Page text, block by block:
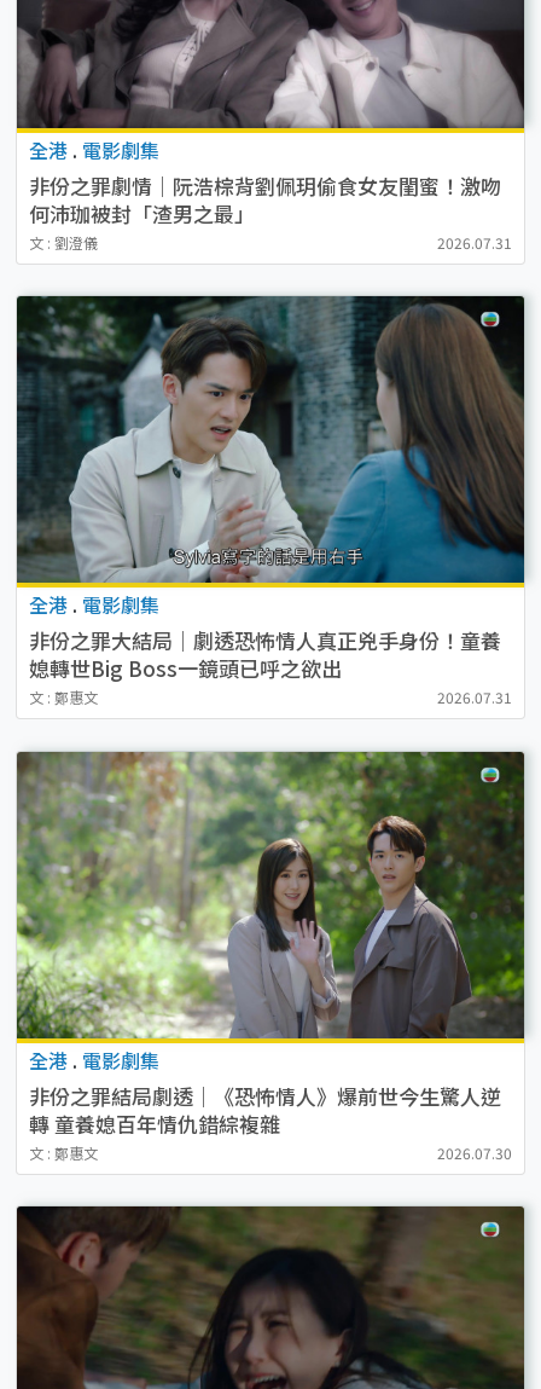
全港 . 電影劇集
非份之罪劇情｜阮浩棕背劉佩玥偷食女友閨蜜！激吻
何沛珈被封「渣男之最」
文 : 劉澄儀 2026.07.31
全港 . 電影劇集
非份之罪大結局｜劇透恐怖情人真正兇手身份！童養
媳轉世Big Boss一鏡頭已呼之欲出
文 : 鄭惠文 2026.07.31
全港 . 電影劇集
非份之罪結局劇透｜《恐怖情人》爆前世今生驚人逆
轉 童養媳百年情仇錯綜複雜
文 : 鄭惠文 2026.07.30